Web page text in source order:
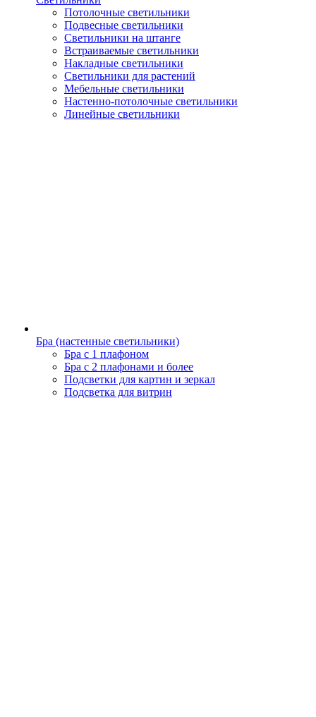
Потолочные светильники
Подвесные светильники
Светильники на штанге
Встраиваемые светильники
Накладные светильники
Светильники для растений
Мебельные светильники
Настенно-потолочные светильники
Линейные светильники
Бра (настенные светильники)
Бра с 1 плафоном
Бра с 2 плафонами и более
Подсветки для картин и зеркал
Подсветка для витрин